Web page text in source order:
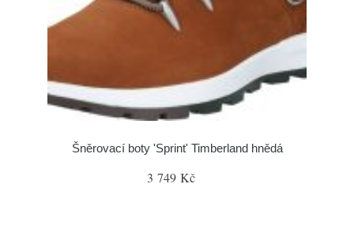
Šněrovací boty 'Sprint' Timberland hnědá
3 749 Kč